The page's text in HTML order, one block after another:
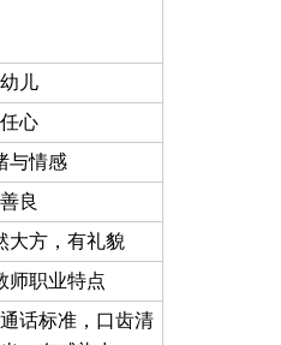
儿
心
与情感
良
大方，有礼貌
师职业特点
话标准，口齿清